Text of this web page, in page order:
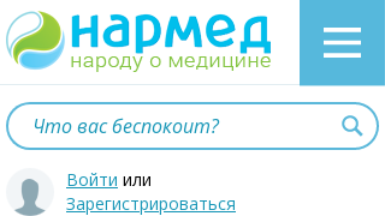
Войти или
Зарегистрироваться